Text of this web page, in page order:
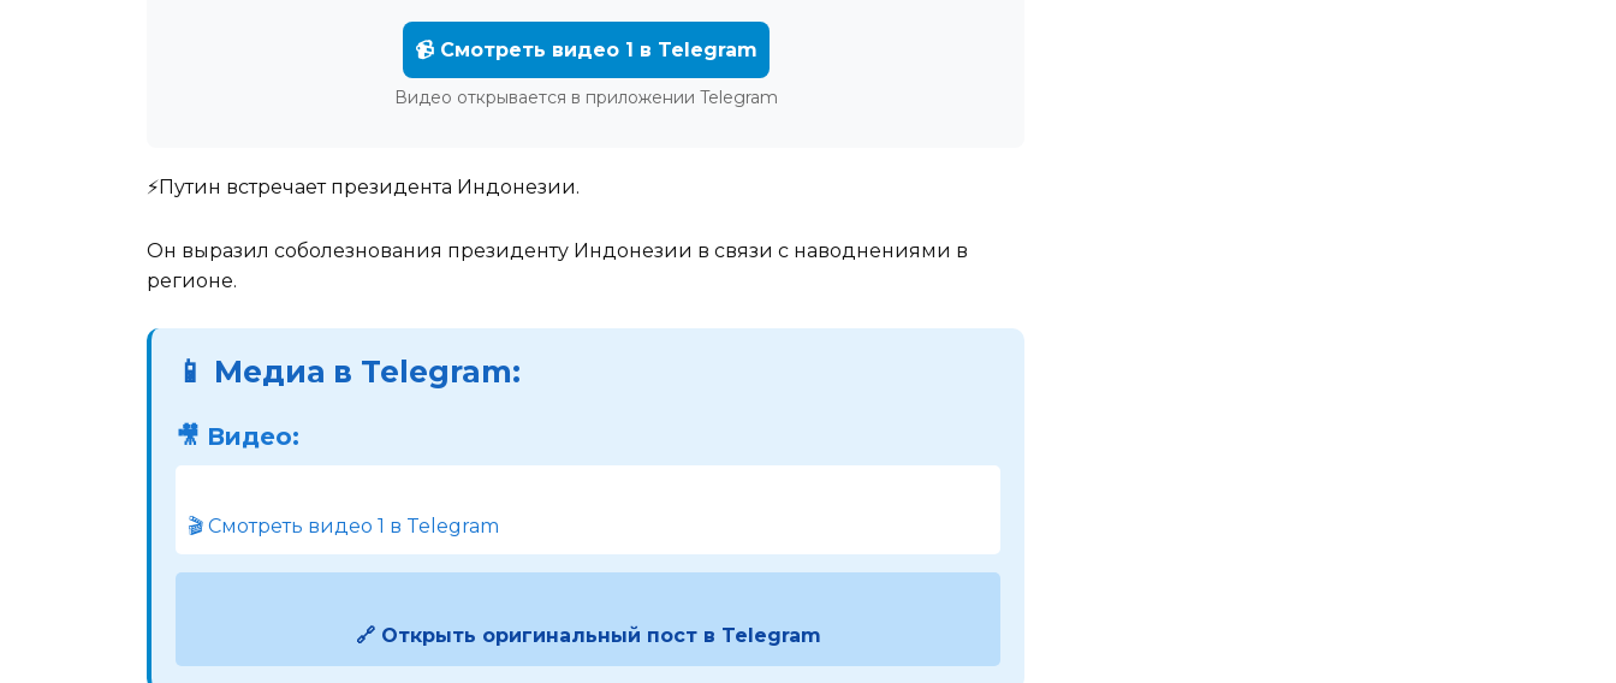
📹 Смотреть видео 1 в Telegram
Видео открывается в приложении Telegram
⚡️Путин встречает президента Индонезии.
Он выразил соболезнования президенту Индонезии в связи с наводнениями в
регионе.
📱 Медиа в Telegram:
🎥 Видео:
🎬 Смотреть видео 1 в Telegram
🔗 Открыть оригинальный пост в Telegram